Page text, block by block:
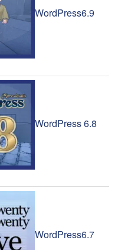
WordPress6.9
WordPress 6.8
WordPress6.7